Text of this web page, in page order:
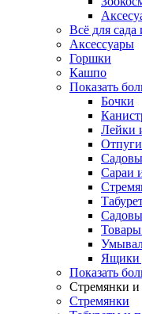
Всё для сада
Аксессуары
Горшки
Кашпо
Показать
Бочки
Лейки
Сараи
Товары
Ящики
Показать
Стремянки и
Стремянки